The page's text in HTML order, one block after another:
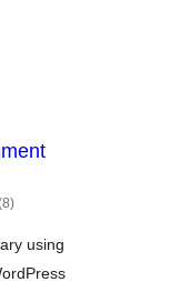
કુલ
રેટિંગ્સ
)
using